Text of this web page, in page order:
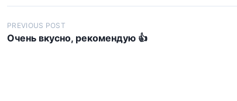
Н
а
PREVIOUS POST
Очень вкусно, рекомендую 👍